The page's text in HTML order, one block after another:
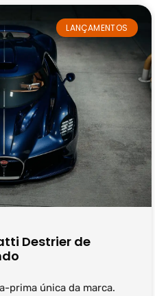
LANÇAMENTOS
Destrier de
prima única da marca.